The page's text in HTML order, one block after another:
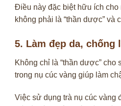
Điều này đặc biệt hữu ích cho
không phải là “thần dược”
5. Làm đẹp da, chống
Không chỉ là “thần dược”
trong nụ cúc vàng giúp làm
Việc sử dụng trà nụ cúc vàng